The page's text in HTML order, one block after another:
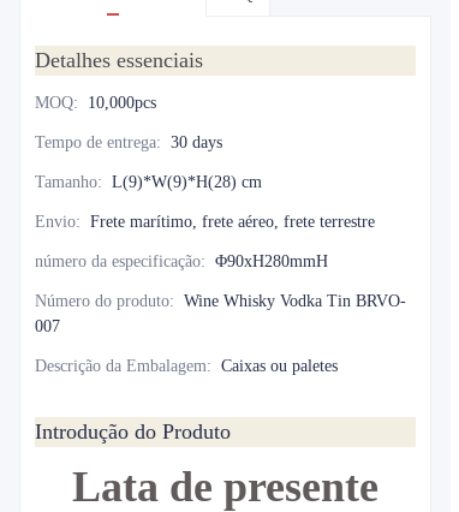
Detalhes essenciais
MOQ: 10,000pcs
Tempo de entrega: 30 days
Tamanho: L(9)*W(9)*H(28) cm
Envio: Frete marítimo, frete aéreo, frete terrestre
número da especificação: Φ90xH280mmH
Número do produto: Wine Whisky Vodka Tin BRVO-
007
Descrição da Embalagem: Caixas ou paletes
Introdução do Produto
Lata de presente